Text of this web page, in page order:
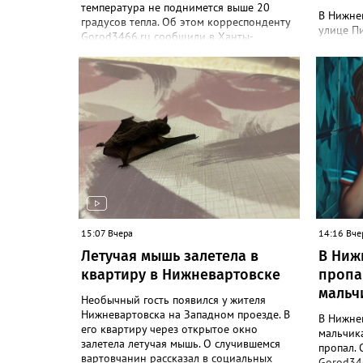
температура не поднимется выше 20
градусов тепла. Об этом корреспонденту
Gorod3466.ru сообщили в Ханты-
Нижневартовске ожидается облачная
погода, иногда будут прояснения. В этот
период временами также прогнозируется
дождь. Сильные дожди ожидаются
ночью 9 и 11 августа. Температура в этот
период составит ночью +9, +14 градусов,
днем - +14, +19", - рассказали синоптики.
Ранее Gorod3466.ru сообщал, что 8 и 9
августа на юге ХМАО ожидаются сильные
дожди и грозы.
В
улице
парке
объект -
парке
В
лоток
Победы",
также
работы
15:07 Вчера
Летучая мышь залетела в
квартиру в Нижневартовске
Необычный гость появился у жителя
Нижневартовска на Западном проезде. В
его квартиру через открытое окно
залетела летучая мышь. О случившемся
вартовчанин рассказал в социальных
14:16
В
В
пропал.